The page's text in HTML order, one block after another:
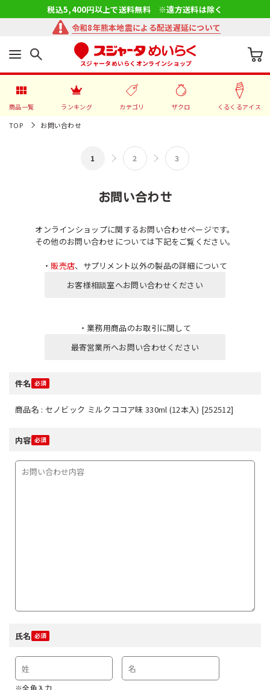
税込5,400円以上で送料無料 ※遠方送料は除く
令和8年熊本地震による配送遅延について
スジャータめいらくオンラインショップ
商品一覧 ランキング カテゴリ ザクロ くるくるアイス
TOP お問い合わせ
お問い合わせ
オンラインショップに関するお問い合わせページです。
その他のお問い合わせについては下記をご覧ください。
・ 販売店、サプリメント以外の製品の詳細について
お客様相談室へお問い合わせください
・業務用商品のお取引に関して
最寄営業所へお問い合わせください
件名
商品名 : セノビック ミルクココア味 330ml (12本入) [252512]
内容
氏名
※全角入力